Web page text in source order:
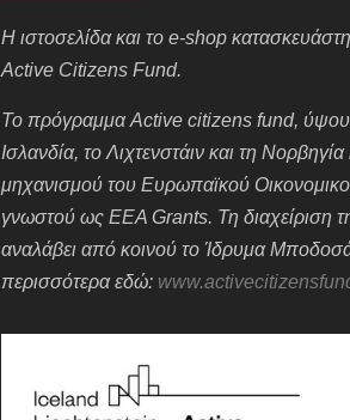
H ιστοσελίδα και το e-shop
Active Citizens Fund.
Το πρόγραμμα Active citizens fund,
Ισλανδία, το Λιχτενστάιν και τη
μηχανισμού του Ευρωπαϊκού
γνωστού ως EEA Grants. Τη διαχείριση
αναλάβει από κοινού το Ίδρυμα
περισσότερα εδώ: